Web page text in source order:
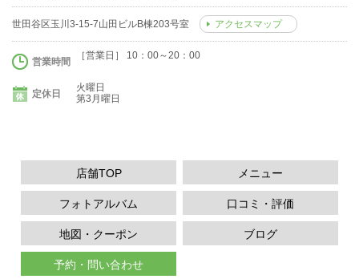
世田谷区玉川3-15-7山田ビルB棟203号室 アクセスマップ
営業時間
［営業日］ 10：00～20：00
定休日
火曜日
第3月曜日
店舗TOP メニュー
フォトアルバム 口コミ・評価
地図・クーポン ブログ
予約・問い合わせ